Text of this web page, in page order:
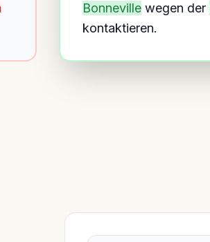
Bonneville wegen der
kontaktieren.